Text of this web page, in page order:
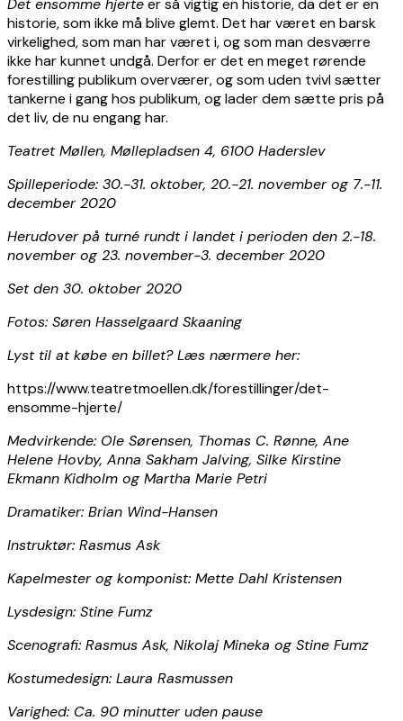
Det ensomme hjerteer så vigtig en historie, da det er en
historie, som ikke må blive glemt. Det har været en barsk
virkelighed, som man har været i, og som man desværre
ikke har kunnet undgå. Derfor er det en meget rørende
forestilling publikum overværer, og som uden tvivl sætter
tankerne i gang hos publikum, og lader dem sætte pris på
det liv, de nu engang har.
Teatret Møllen, Møllepladsen 4, 6100 Haderslev
Spilleperiode: 30.-31. oktober, 20.-21. november og 7.-11.
december 2020
Herudover på turné rundt i landet i perioden den 2.-18.
november og 23. november-3. december 2020
Set den 30. oktober 2020
Fotos: Søren Hasselgaard Skaaning
Lyst til at købe en billet? Læs nærmere her:
https://www.teatretmoellen.dk/forestillinger/det-
ensomme-hjerte/
Medvirkende: Ole Sørensen, Thomas C. Rønne, Ane
Helene Hovby, Anna Sakham Jalving, Silke Kirstine
Ekmann Kidholm og Martha Marie Petri
Dramatiker: Brian Wind-Hansen
Instruktør: Rasmus Ask
Kapelmester og komponist: Mette Dahl Kristensen
Lysdesign: Stine Fumz
Scenografi: Rasmus Ask, Nikolaj Mineka og Stine Fumz
Kostumedesign: Laura Rasmussen
Varighed: Ca. 90 minutter uden pause